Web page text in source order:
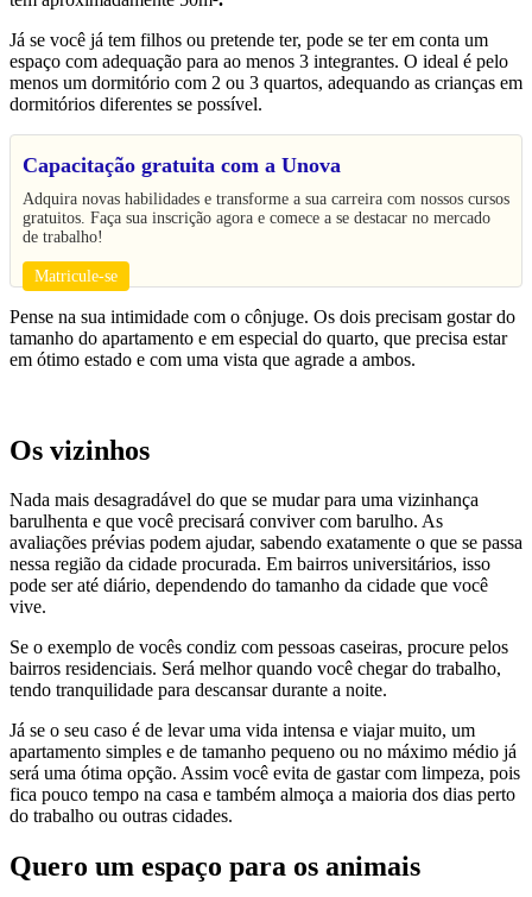
Já se você já tem filhos ou pretende ter, pode se ter em conta um
espaço com adequação para ao menos 3 integrantes. O ideal é pelo
menos um dormitório com 2 ou 3 quartos, adequando as crianças em
dormitórios diferentes se possível.
Capacitação gratuita com a Unova
Adquira novas habilidades e transforme a sua carreira com nossos cursos
gratuitos. Faça sua inscrição agora e comece a se destacar no mercado
de trabalho!
Matricule-se
Pense na sua intimidade com o cônjuge. Os dois precisam gostar do
tamanho do apartamento e em especial do quarto, que precisa estar
em ótimo estado e com uma vista que agrade a ambos.
Os vizinhos
Nada mais desagradável do que se mudar para uma vizinhança
barulhenta e que você precisará conviver com barulho. As
avaliações prévias podem ajudar, sabendo exatamente o que se passa
nessa região da cidade procurada. Em bairros universitários, isso
pode ser até diário, dependendo do tamanho da cidade que você
vive.
Se o exemplo de vocês condiz com pessoas caseiras, procure pelos
bairros residenciais. Será melhor quando você chegar do trabalho,
tendo tranquilidade para descansar durante a noite.
Já se o seu caso é de levar uma vida intensa e viajar muito, um
apartamento simples e de tamanho pequeno ou no máximo médio já
será uma ótima opção. Assim você evita de gastar com limpeza, pois
fica pouco tempo na casa e também almoça a maioria dos dias perto
do trabalho ou outras cidades.
Quero um espaço para os animais